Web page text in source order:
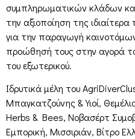
συμπληρωματικών κλάδων
την αξιοποίηση της
για την παραγωγή
προώθησή τους στην αγορά
του εξωτερικού.
Ιδρυτικά μέλη του
Μπαγκατζούνης & Υιοί,
Herbs & Bees, Νοβασέρτ
Εμπορική, Μισσιριάν, Βίτρο